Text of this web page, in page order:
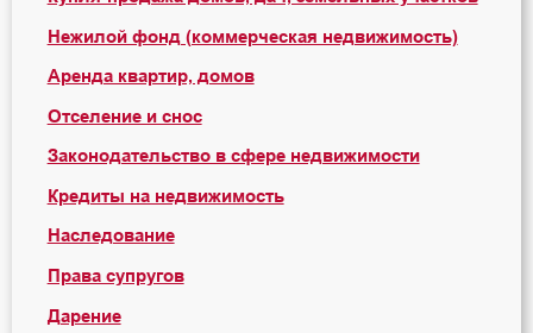
Нежилой фонд (коммерческая недвижимость)
Аренда квартир, домов
Отселение и снос
Законодательство в сфере недвижимости
Кредиты на недвижимость
Наследование
Права супругов
Дарение